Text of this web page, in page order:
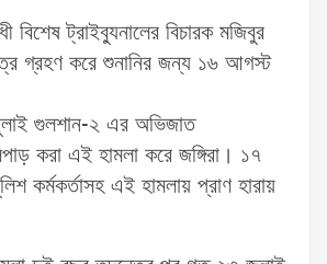
বিশেষ ট্রাইব্যুনালের বিচারক মজিবুর
গ্রহণ করে শুনানির জন্য ১৬ আগস্ট
গুলশান-২ এর অভিজাত
করা এই হামলা করে জঙ্গিরা। ১৭
কর্মকর্তাসহ এই হামলায় প্রাণ হারায়